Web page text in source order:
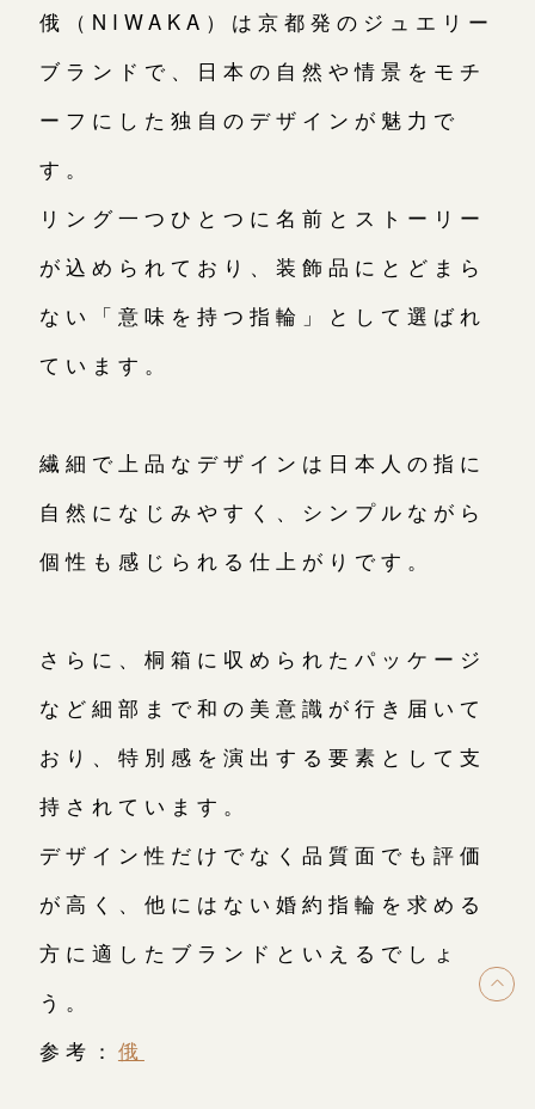
俄（NIWAKA）は京都発のジュエリー
ブランドで、日本の自然や情景をモチ
ーフにした独自のデザインが魅力で
す。
リング一つひとつに名前とストーリー
が込められており、装飾品にとどまら
ない「意味を持つ指輪」として選ばれ
ています。
繊細で上品なデザインは日本人の指に
自然になじみやすく、シンプルながら
個性も感じられる仕上がりです。
さらに、桐箱に収められたパッケージ
など細部まで和の美意識が行き届いて
おり、特別感を演出する要素として支
持されています。
デザイン性だけでなく品質面でも評価
が高く、他にはない婚約指輪を求める
方に適したブランドといえるでしょ
う。
参考： 俄